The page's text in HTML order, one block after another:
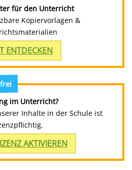
für den Unterricht
Kopiervorlagen &
ENTDECKEN
im Unterricht?
Inhalte in der Schule ist
AKTIVIEREN